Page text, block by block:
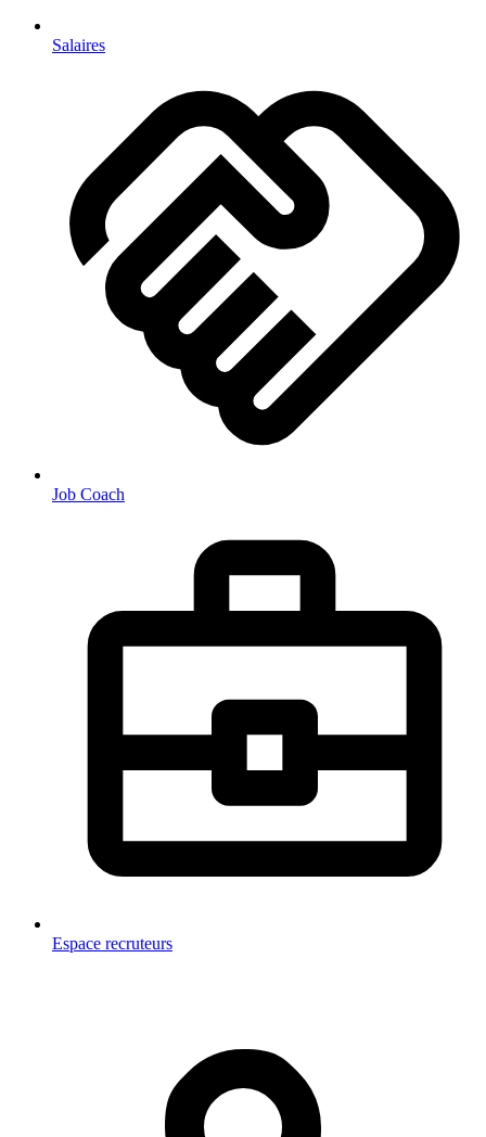
Salaires
Job Coach
Espace recruteurs